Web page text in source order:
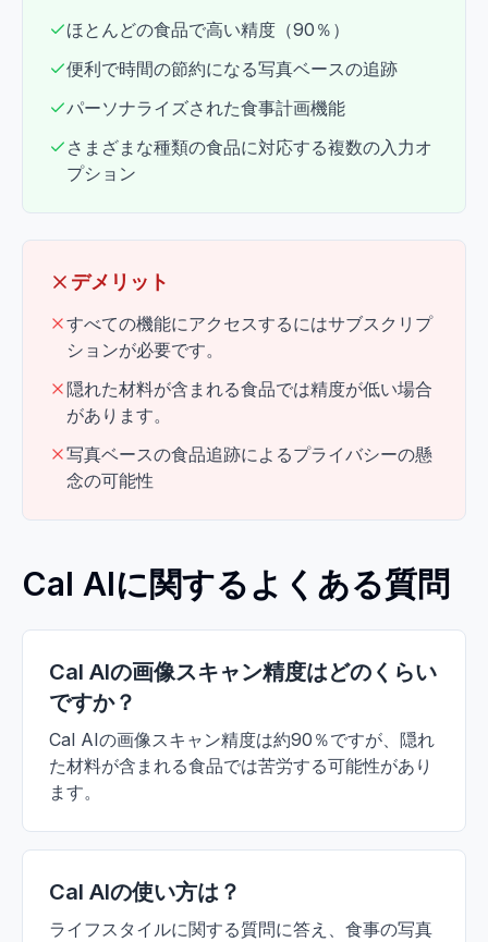
ほとんどの食品で高い精度（90％）
便利で時間の節約になる写真ベースの追跡
パーソナライズされた食事計画機能
さまざまな種類の食品に対応する複数の入力オ
プション
デメリット
すべての機能にアクセスするにはサブスクリプ
ションが必要です。
隠れた材料が含まれる食品では精度が低い場合
があります。
写真ベースの食品追跡によるプライバシーの懸
念の可能性
Cal AIに関するよくある質問
Cal AIの画像スキャン精度はどのくらい
ですか？
Cal AIの画像スキャン精度は約90％ですが、隠れ
た材料が含まれる食品では苦労する可能性があり
ます。
Cal AIの使い方は？
ライフスタイルに関する質問に答え、食事の写真